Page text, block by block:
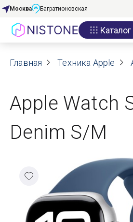
Акции
О нас
Реквизиты
Контакты
Гарантия
Оплата
Москва Багратионовская
Каталог
Главная Техника Apple
Apple Watch
Denim S/M